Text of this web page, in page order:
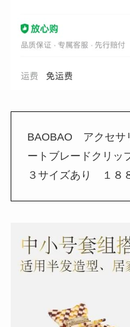
BAOBAO アクセサ
ートブレードクリッ
３サイズあり １８